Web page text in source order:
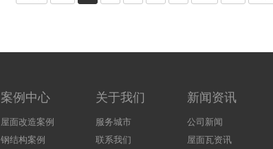
案例中心
屋面改造案例
钢结构案例
关于我们
服务城市
联系我们
新闻资讯
公司新闻
屋面瓦资讯